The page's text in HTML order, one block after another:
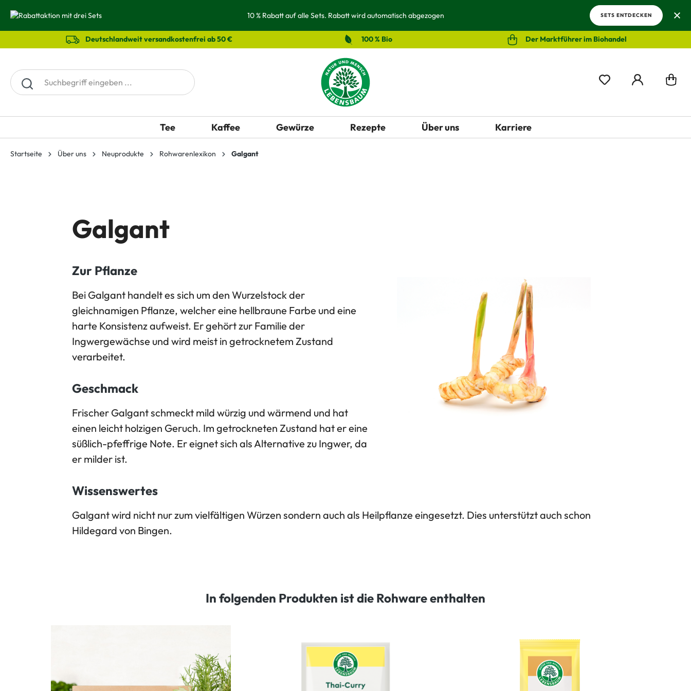
Zur Hauptnavigation springen 10 % Rabatt auf alle Sets. Rabatt wird automatisch abgezogen SETS ENTDECKEN
Deutschlandweit versandkostenfrei ab 50 € 100 % Bio Der Marktführer im Biohandel
Tee Kaffee Gewürze Rezepte Über uns Karriere
Startseite Über uns Neuprodukte Rohwarenlexikon Galgant
Galgant
Zur Pflanze
Bei Galgant handelt es sich um den Wurzelstock der
gleichnamigen Pflanze, welcher eine hellbraune Farbe und eine
harte Konsistenz aufweist. Er gehört zur Familie der
Ingwergewächse und wird meist in getrocknetem Zustand
verarbeitet.
Geschmack
Frischer Galgant schmeckt mild würzig und wärmend und hat
einen leicht holzigen Geruch. Im getrockneten Zustand hat er eine
süßlich-pfeffrige Note. Er eignet sich als Alternative zu Ingwer, da
er milder ist.
Wissenswertes
Galgant wird nicht nur zum vielfältigen Würzen sondern auch als Heilpflanze eingesetzt. Dies unterstützt auch schon
Hildegard von Bingen.
In folgenden Produkten ist die Rohware enthalten